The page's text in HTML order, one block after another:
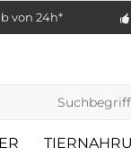
von 24h*